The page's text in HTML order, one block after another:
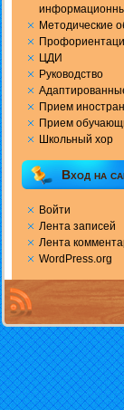
Методические
ЦДИ
Руководство
Прием
Прием
Школьный хор
Вход на
Войти
Лента записей
Лента
WordPress.org